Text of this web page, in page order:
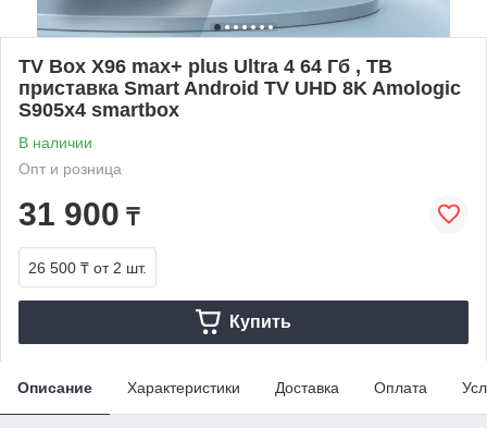
TV Box X96 max+ plus Ultra 4 64 Гб , ТВ
приставка Smart Android TV UHD 8K Amologic
S905x4 smartbox
В наличии
Опт и розница
31 900 ₸
26 500 ₸ от 2 шт.
Купить
Описание Характеристики Доставка Оплата